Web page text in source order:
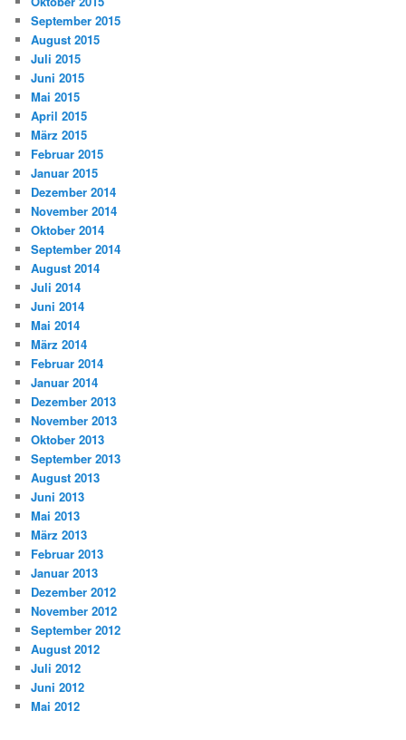
September 2015
August 2015
Juli 2015
Juni 2015
Mai 2015
April 2015
März 2015
Februar 2015
Januar 2015
Dezember 2014
November 2014
Oktober 2014
September 2014
August 2014
Juli 2014
Juni 2014
Mai 2014
März 2014
Februar 2014
Januar 2014
Dezember 2013
November 2013
Oktober 2013
September 2013
August 2013
Juni 2013
Mai 2013
März 2013
Februar 2013
Januar 2013
Dezember 2012
November 2012
September 2012
August 2012
Juli 2012
Juni 2012
Mai 2012